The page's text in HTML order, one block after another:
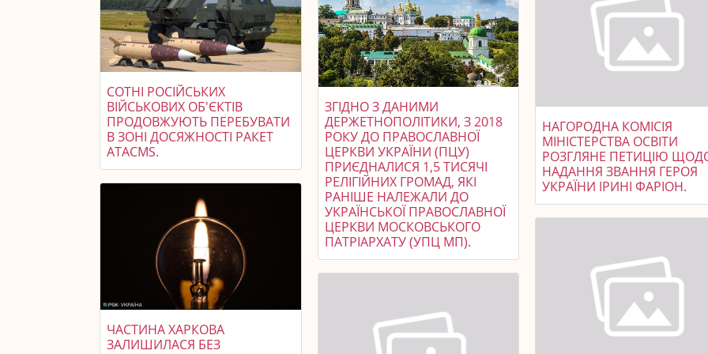
СОТНІ РОСІЙСЬКИХ
ВІЙСЬКОВИХ ОБ'ЄКТІВ
ПРОДОВЖУЮТЬ ПЕРЕБУВАТИ
В ЗОНІ ДОСЯЖНОСТІ РАКЕТ
ATACMS.
ЧАСТИНА ХАРКОВА
ЗАЛИШИЛАСЯ БЕЗ
ЗГІДНО З ДАНИМИ
ДЕРЖЕТНОПОЛІТИКИ, З 2018
РОКУ ДО ПРАВОСЛАВНОЇ
ЦЕРКВИ УКРАЇНИ (ПЦУ)
ПРИЄДНАЛИСЯ 1,5 ТИСЯЧІ
РЕЛІГІЙНИХ ГРОМАД, ЯКІ
РАНІШЕ НАЛЕЖАЛИ ДО
УКРАЇНСЬКОЇ ПРАВОСЛАВНОЇ
ЦЕРКВИ МОСКОВСЬКОГО
ПАТРІАРХАТУ (УПЦ МП).
НАГОРОДНА КОМІСІЯ
МІНІСТЕРСТВА ОСВІТИ
РОЗГЛЯНЕ ПЕТИЦІЮ
НАДАННЯ ЗВАННЯ ГЕРОЯ
УКРАЇНИ ІРИНІ ФАРІОН.